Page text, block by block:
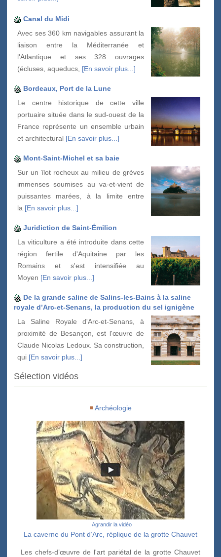
Canal du Midi
Avec ses 360 km navigables assurant la
liaison entre la Méditerranée et
l'Atlantique et ses 328 ouvrages
(écluses, aqueducs, [En savoir plus...]
Bordeaux, Port de la Lune
Le centre historique de cette ville
portuaire située dans le sud-ouest de la
France représente un ensemble urbain
et architectural [En savoir plus...]
Mont-Saint-Michel et sa baie
Sur un îlot rocheux au milieu de grèves
immenses soumises au va-et-vient de
puissantes marées, à la limite entre
la [En savoir plus...]
Juridiction de Saint-Émilion
La viticulture a été introduite dans cette
région fertile d'Aquitaine par les
Romains et s'est intensifiée au
Moyen [En savoir plus...]
De la grande saline de Salins-les-Bains à la saline
royale d’Arc-et-Senans, la production du sel ignigène
La Saline Royale d'Arc-et-Senans, à
proximité de Besançon, est l'œuvre de
Claude Nicolas Ledoux. Sa construction,
qui [En savoir plus...]
Sélection vidéos
Archéologie
Agrandir la vidéo
La caverne du Pont d’Arc, réplique de la grotte Chauvet
Les chefs-d’œuvre de l'art pariétal de la grotte Chauvet